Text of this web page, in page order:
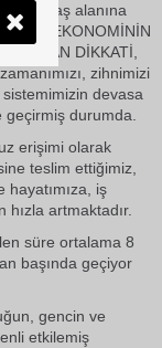
bir savaş alanına
EKONOMİNİN
İNSAN DİKKATİ,
zihnimizi
devasa
geçirmiş durumda.
erişimi olarak
teslim ettiğimiz,
hayatımıza, iş
artmaktadır.
süre ortalama 8
başında geçiyor
gencin ve
etkilemiş